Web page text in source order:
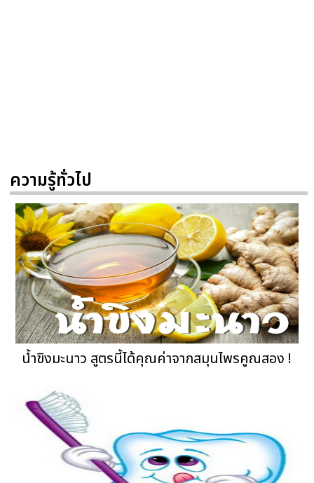
ความรู้ทั่วไป
น้ำขิงมะนาว สูตรนี้ได้คุณค่าจากสมุนไพรคูณสอง !